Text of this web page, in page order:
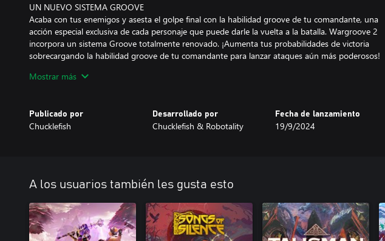
UN NUEVO SISTEMA GROOVE
Acaba con tus enemigos y asesta el golpe final con la habilidad groove de tu comandante, una
acción especial exclusiva de cada personaje que puede darle la vuelta a la batalla. Wargroove 2
incorpora un sistema Groove totalmente renovado. ¡Aumenta tus probabilidades de victoria
sobrecargando la habilidad groove de tu comandante para lanzar ataques aún más poderosos!
DOMINA POR TIERRA, MAR Y AIRE
tecnologías prohibidas que podrían tener consecuencias catastróficas para esta tierra y sus
Ábrete paso a través de tres campañas que se irán entrelazando para dar lugar a una historia
El modo Conquista es totalmente nuevo y te permite jugar partidas estilo roguelike para un solo
jugador. En estas batallas cortas y rápidas, todas las decisiones son permanentes. El oro y la
se mantienen de una escaramuza a la siguiente y todas las unidades son imprescindibles. Elige
comandante y tropas iniciales..., ¡y traza el rumbo hacia la victoria!
Mostrar más
Publicado por
Chucklefish
Desarrollado por
Chucklefish & Robotality
Fecha de lanzamiento
19/9/2024
A los usuarios también les gusta esto